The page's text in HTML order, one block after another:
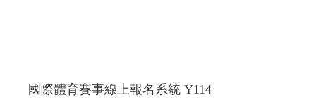
國際體育賽事線上報名系統 Y114